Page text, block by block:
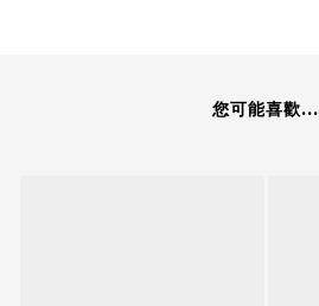
您可能喜歡...